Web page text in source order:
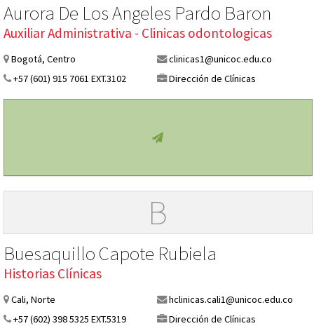
Aurora De Los Angeles Pardo Baron
Auxiliar Administrativa - Clinicas odontologicas
Bogotá, Centro
clinicas1@unicoc.edu.co
+57 (601) 915 7061 EXT.3102
Dirección de Clínicas
B
Buesaquillo Capote Rubiela
Historias Clínicas
Cali, Norte
hclinicas.cali1@unicoc.edu.co
+57 (602) 398 5325 EXT.5319
Dirección de Clínicas